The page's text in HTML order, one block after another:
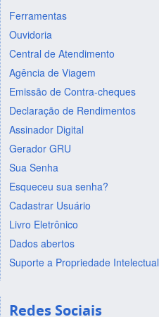
Ferramentas
Ouvidoria
Central de Atendimento
Agência de Viagem
Emissão de Contra-cheques
Declaração de Rendimentos
Assinador Digital
Gerador GRU
Sua Senha
Esqueceu sua senha?
Cadastrar Usuário
Livro Eletrônico
Dados abertos
Suporte a Propriedade Intelectual
Redes Sociais